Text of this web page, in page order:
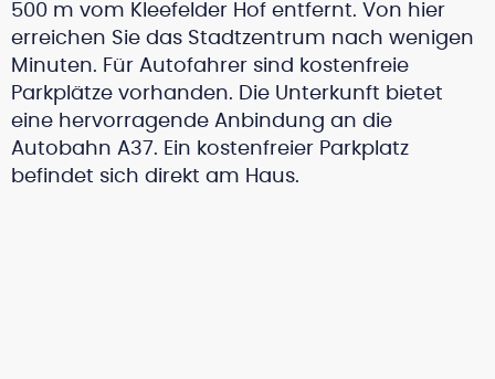
500 m vom Kleefelder Hof entfernt. Von hier
erreichen Sie das Stadtzentrum nach wenigen
Minuten. Für Autofahrer sind kostenfreie
Parkplätze vorhanden. Die Unterkunft bietet
eine hervorragende Anbindung an die
Autobahn A37. Ein kostenfreier Parkplatz
befindet sich direkt am Haus.